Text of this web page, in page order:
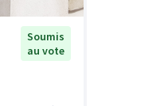
Soumis
au vote